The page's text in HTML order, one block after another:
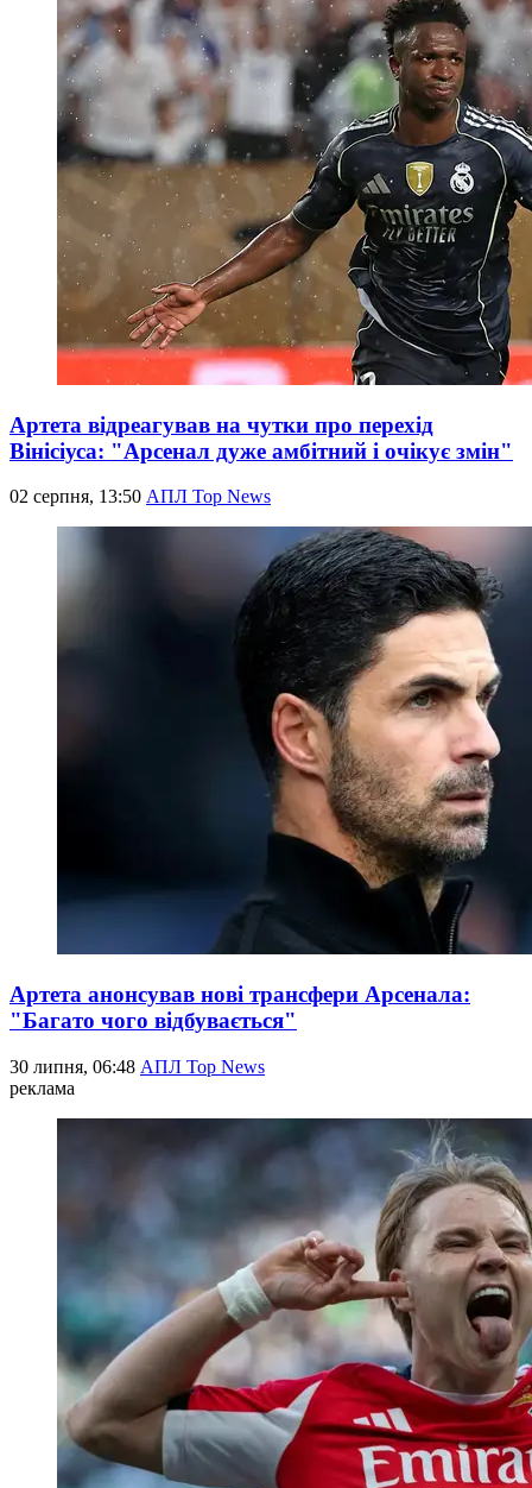
Артета відреагував на чутки про перехід
Вінісіуса: "Арсенал дуже амбітний і очікує змін"
02 серпня, 13:50 АПЛ Top News
Артета анонсував нові трансфери Арсенала:
"Багато чого відбувається"
30 липня, 06:48 АПЛ Top News
реклама